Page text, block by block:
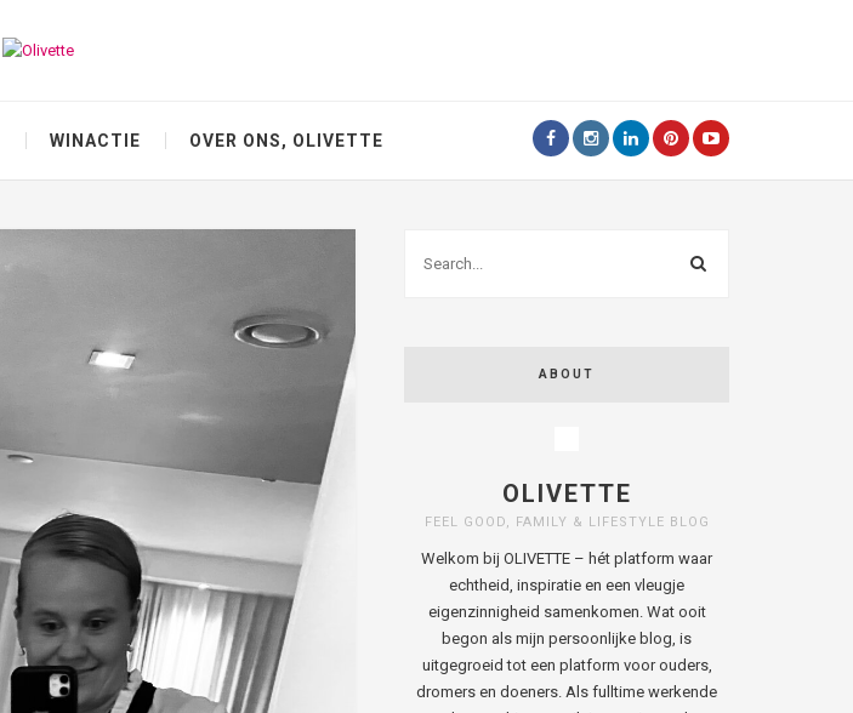
WINACTIE OVER ONS, OLIVETTE
ABOUT
OLIVETTE
FEEL GOOD, FAMILY & LIFESTYLE BLOG
Welkom bij OLIVETTE – hét platform waar
echtheid, inspiratie en een vleugje
eigenzinnigheid samenkomen. Wat ooit
begon als mijn persoonlijke blog, is
uitgegroeid tot een platform voor ouders,
dromers en doeners. Als fulltime werkende